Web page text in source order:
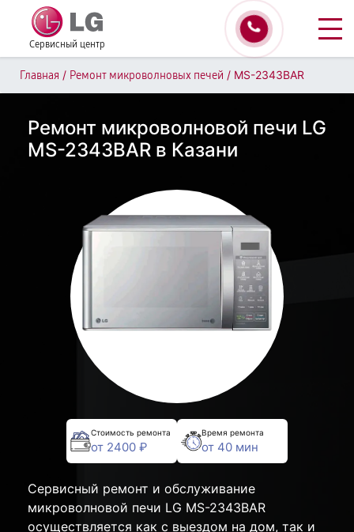
Сервисный центр
Главная / Ремонт микроволновых печей / MS-2343BAR
Ремонт микроволновой печи LG
MS-2343BAR в Казани
Стоимость ремонта
от 2400 ₽
Время ремонта
от 40 мин
Сервисный ремонт и обслуживание
микроволновой печи LG MS-2343BAR
осуществляется как с выездом на дом, так и